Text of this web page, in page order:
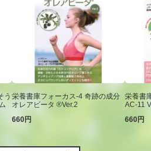
う 栄養書庫フォーカス-4 奇跡の成分
オレアビータ ®Ver.2
660円
栄養書
AC-11
660円